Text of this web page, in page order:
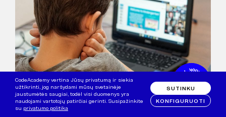
PROGRAMAVIMAS
CodeAcademy vertina Jūsų privatumą ir siekia
užtikrinti, jog naršydami mūsų svetainėje
jaustumėtės saugiai, todėl visi duomenys yra
naudojami vartotojų patirčiai gerinti. Susipažinkite
su privatumo politika
SUTINKU
KONFIGURUOTI